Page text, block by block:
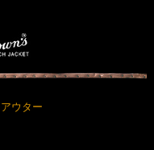
アウター